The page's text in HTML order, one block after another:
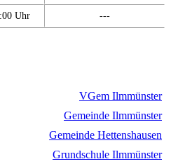
Uhr ---
VGem Ilmmünster
Gemeinde Ilmmünster
Gemeinde Hettenshausen
Grundschule Ilmmünster